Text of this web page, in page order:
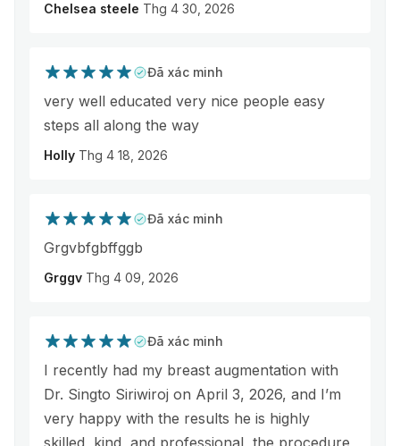
Chelsea steele Thg 4 30, 2026
Đã xác minh
very well educated very nice people easy
steps all along the way
Holly Thg 4 18, 2026
Đã xác minh
Grgvbfgbffggb
Grggv Thg 4 09, 2026
Đã xác minh
I recently had my breast augmentation with
Dr. Singto Siriwiroj on April 3, 2026, and I’m
very happy with the results he is highly
skilled, kind, and professional, the procedure